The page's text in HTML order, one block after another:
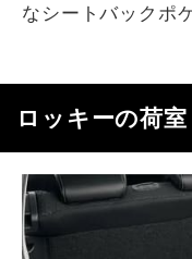
なシートバックポ
ロッキーの荷